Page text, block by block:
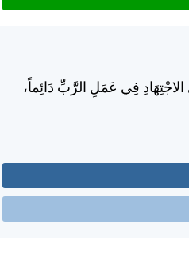
فِي عَمَلِ الرَّبِّ دَائِماً،